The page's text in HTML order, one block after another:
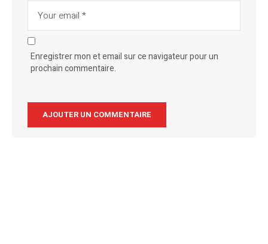
Enregistrer mon et email sur ce navigateur pour un
prochain commentaire.